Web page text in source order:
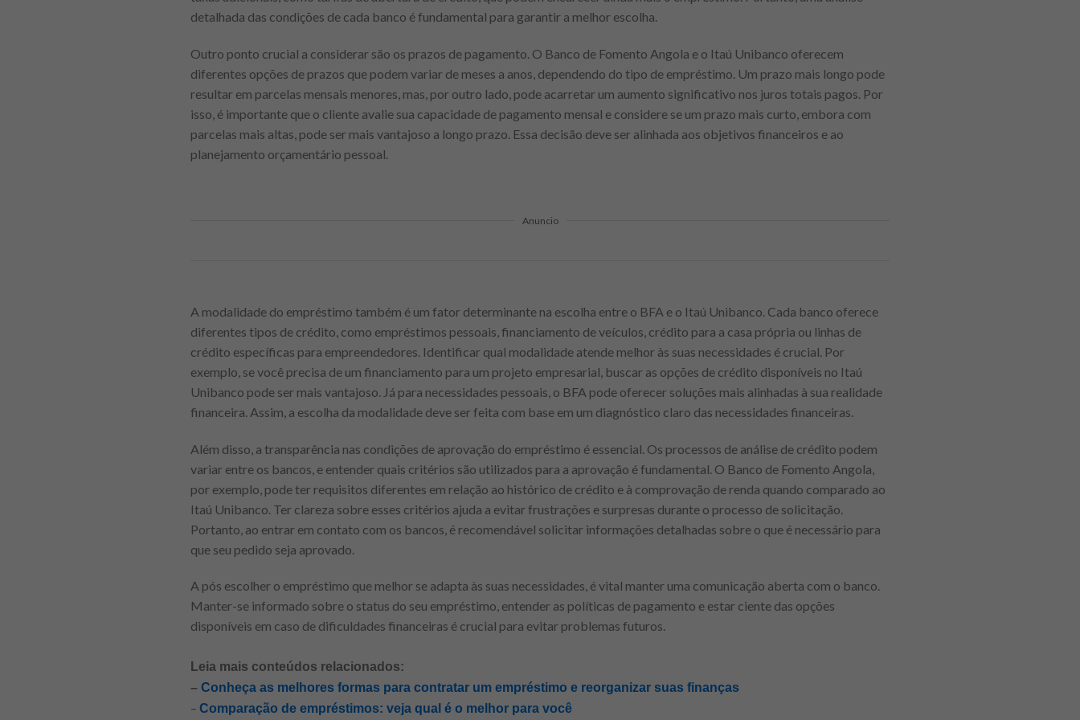
detalhada das condições de cada banco é fundamental para garantir a melhor escolha.
Outro ponto crucial a considerar são os prazos de pagamento. O Banco de Fomento Angola e o Itaú Unibanco oferecem
diferentes opções de prazos que podem variar de meses a anos, dependendo do tipo de empréstimo. Um prazo mais longo pode
resultar em parcelas mensais menores, mas, por outro lado, pode acarretar um aumento significativo nos juros totais pagos. Por
isso, é importante que o cliente avalie sua capacidade de pagamento mensal e considere se um prazo mais curto, embora com
parcelas mais altas, pode ser mais vantajoso a longo prazo. Essa decisão deve ser alinhada aos objetivos financeiros e ao
planejamento orçamentário pessoal.
Anuncio
A modalidade do empréstimo também é um fator determinante na escolha entre o BFA e o Itaú Unibanco. Cada banco oferece
diferentes tipos de crédito, como empréstimos pessoais, financiamento de veículos, crédito para a casa própria ou linhas de
crédito específicas para empreendedores. Identificar qual modalidade atende melhor às suas necessidades é crucial. Por
exemplo, se você precisa de um financiamento para um projeto empresarial, buscar as opções de crédito disponíveis no Itaú
Unibanco pode ser mais vantajoso. Já para necessidades pessoais, o BFA pode oferecer soluções mais alinhadas à sua realidade
financeira. Assim, a escolha da modalidade deve ser feita com base em um diagnóstico claro das necessidades financeiras.
Além disso, a transparência nas condições de aprovação do empréstimo é essencial. Os processos de análise de crédito podem
variar entre os bancos, e entender quais critérios são utilizados para a aprovação é fundamental. O Banco de Fomento Angola,
por exemplo, pode ter requisitos diferentes em relação ao histórico de crédito e à comprovação de renda quando comparado ao
Itaú Unibanco. Ter clareza sobre esses critérios ajuda a evitar frustrações e surpresas durante o processo de solicitação.
Portanto, ao entrar em contato com os bancos, é recomendável solicitar informações detalhadas sobre o que é necessário para
que seu pedido seja aprovado.
A pós escolher o empréstimo que melhor se adapta às suas necessidades, é vital manter uma comunicação aberta com o banco.
Manter-se informado sobre o status do seu empréstimo, entender as políticas de pagamento e estar ciente das opções
disponíveis em caso de dificuldades financeiras é crucial para evitar problemas futuros.
Leia mais conteúdos relacionados:
– Conheça as melhores formas para contratar um empréstimo e reorganizar suas finanças
– Comparação de empréstimos: veja qual é o melhor para você